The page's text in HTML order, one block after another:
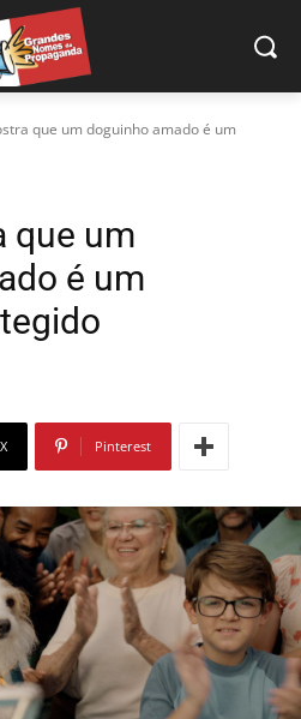
que um doguinho amado é um
que um
é um
X Pinterest